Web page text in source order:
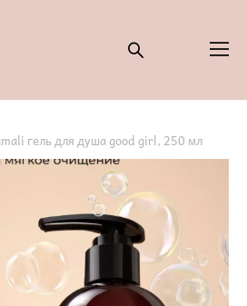
гель для душа good girl, 250 мл